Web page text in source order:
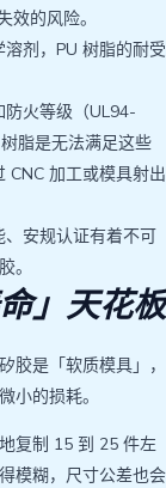
的风险。
剂，PU 树脂的耐受
火等级（UL94-
脂是无法满足这些
CNC 加工或模具射出
安规认证有着不可
。
」天花板
胶是「软质模具」，
小的损耗。
复制 15 到 25 件左
模糊，尺寸公差也会